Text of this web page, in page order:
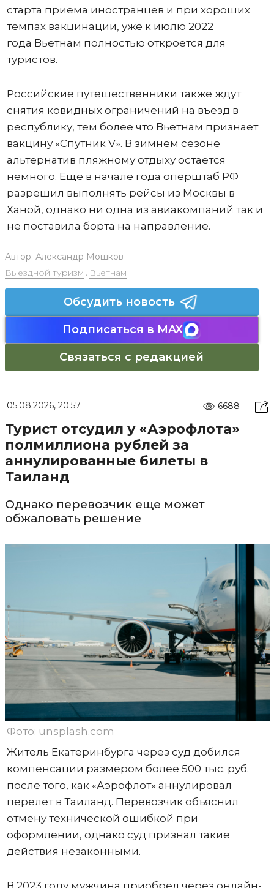
старта приема иностранцев и при хороших
темпах вакцинации, уже к июлю 2022
года Вьетнам полностью откроется для
туристов.
Российские путешественники также ждут
снятия ковидных ограничений на въезд в
республику, тем более что Вьетнам признает
вакцину «Спутник V». В зимнем сезоне
альтернатив пляжному отдыху остается
немного. Еще в начале года оперштаб РФ
разрешил выполнять рейсы из Москвы в
Ханой, однако ни одна из авиакомпаний так и
не поставила борта на направление.
Автор: Александр Мошков
Выездной туризм , Вьетнам
Обсудить новость
Подписаться в MAX
Связаться с редакцией
05.08.2026, 20:57 6688
Турист отсудил у «Аэрофлота»
полмиллиона рублей за
аннулированные билеты в
Таиланд
Однако перевозчик еще может
обжаловать решение
Фото: unsplash.com
Житель Екатеринбурга через суд добился
компенсации размером более 500 тыс. руб.
после того, как «Аэрофлот» аннулировал
перелет в Таиланд. Перевозчик объяснил
отмену технической ошибкой при
оформлении, однако суд признал такие
действия незаконными.
В 2023 году мужчина приобрел через онлайн-